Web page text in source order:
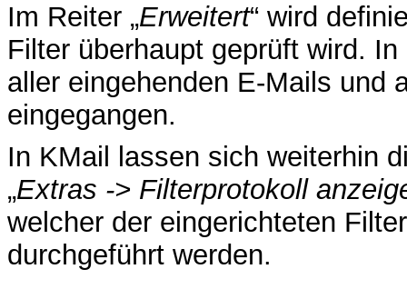
Im Reiter „Erweitert“ wird
Filter überhaupt geprüft wird.
aller eingehenden E-Mails und
eingegangen.
In KMail lassen sich weiterhin
„Extras -> Filterprotokoll
welcher der eingerichteten
durchgeführt werden.